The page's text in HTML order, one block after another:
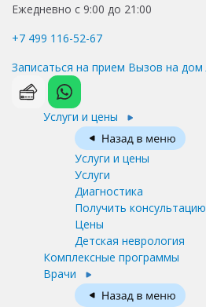
Ежедневно с 9:00 до 21:00
+7 499 116-52-67
Записаться на прием Вызов на дом
Услуги и цены
Услуги и цены
Услуги
Диагностика
Получить консультацию
Цены
Детская неврология
Комплексные программы
Врачи